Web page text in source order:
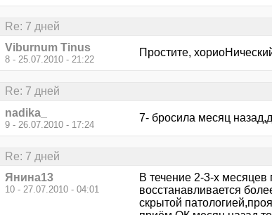
Re: 7 дней
Viburnum Tinus
8 - 25.07.2010 - 21:22
Простите,
Re: 7 дней
nadika_
9 - 26.07.2010 - 17:24
7- бросила месяц
Re: 7 дней
Янина13
10 - 27.07.2010 - 04:01
В течение 2-3-х
восстанавливается
скрытой